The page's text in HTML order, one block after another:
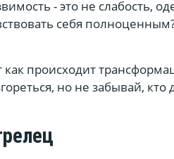
- это не слабость,
себя
как происходит
но не забывай, кто